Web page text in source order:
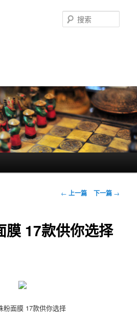
索
文
航
← 上一篇 下一篇 →
膜 17款供你选择
粉面膜 17款供你选择